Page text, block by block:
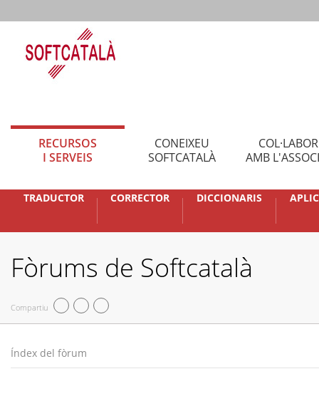
RECURSOS
I SERVEIS
CONEIXEU
SOFTCATALÀ
AMB
TRADUCTOR CORRECTOR DICCIONARIS
Fòrums de Softcatalà
Compartiu
Índex del fòrum